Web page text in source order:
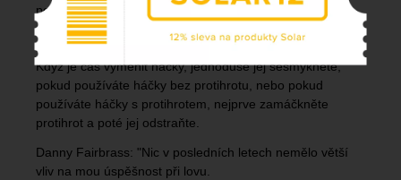
používat znovu a znovu.
Obsahuje malou gumu, která se nasazuje na hrot háčku a
zajišťuje závaží na místě.
Když je čas vyměnit háčky, jednoduše jej sesmykněte,
pokud používáte háčky bez protihrotu, nebo pokud
používáte háčky s protihrotem, nejprve zamáčkněte
protihrot a poté jej odstraňte.
Danny Fairbrass: "Nic v posledních letech nemělo větší
vliv na mou úspěšnost při lovu.